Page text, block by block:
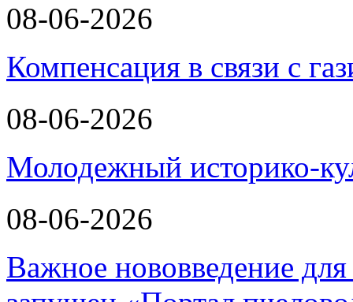
08-06-2026
Компенсация в связи с
08-06-2026
Молодежный историко-
08-06-2026
Важное нововведение